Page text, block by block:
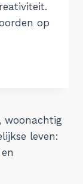
op
woonachtig
leven: